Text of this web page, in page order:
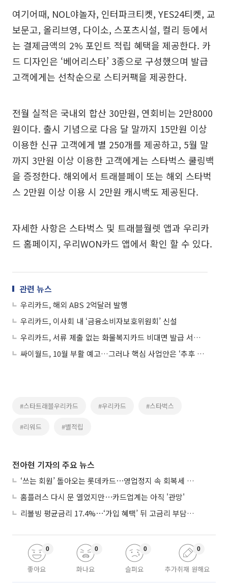
여기어때, NOL야놀자, 인터파크티켓, YES24티켓, 교
보문고, 올리브영, 다이소, 스포츠시설, 컬리 등에서
는 결제금액의 2% 포인트 적립 혜택을 제공한다. 카
드 디자인은 ‘베어리스타’ 3종으로 구성했으며 발급
고객에게는 선착순으로 스티커팩을 제공한다.
전월 실적은 국내외 합산 30만원, 연회비는 2만8000
원이다. 출시 기념으로 다음 달 말까지 15만원 이상
이용한 신규 고객에게 별 250개를 제공하고, 5월 말
까지 3만원 이상 이용한 고객에게는 스타벅스 쿨링백
을 증정한다. 해외에서 트래블페이 또는 해외 스타벅
스 2만원 이상 이용 시 2만원 캐시백도 제공된다.
자세한 사항은 스타벅스 및 트래블월렛 앱과 우리카
드 홈페이지, 우리WON카드 앱에서 확인 할 수 있다.
관련 뉴스
우리카드, 해외 ABS 2억달러 발행
우리카드, 이사회 내 ‘금융소비자보호위원회’ 신설
우리카드, 서류 제출 없는 화물복지카드 비대면 발급 서비스 도입
싸이월드, 10월 부활 예고…그러나 핵심 사업안은 ‘추후 공개’
#스타트래블우리카드 #우리카드 #스타벅스
#리워드 #별적립
전아현 기자의 주요 뉴스
‘쓰는 회원’ 돌아오는 롯데카드⋯영업정지 속 회복세 시험대
홈플러스 다시 문 열었지만⋯카드업계는 아직 '관망'
리볼빙 평균금리 17.4%⋯‘가입 혜택’ 뒤 고금리 부담 주의
좋아요
0
화나요
0
슬퍼요
0
추가취재 원해요
0